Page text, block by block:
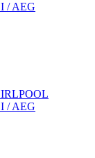
/ AEG
/ AEG